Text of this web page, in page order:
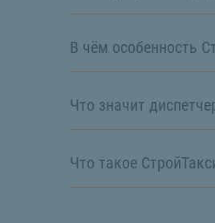
В чём особенность
Что значит
Что такое